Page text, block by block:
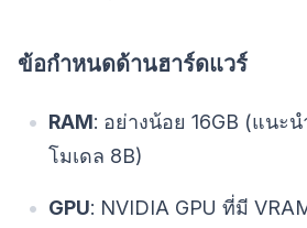
ข้อกำหนดด้านฮาร์ดแวร์
RAM: อย่างน้อย 16GB (แนะ
โมเดล 8B)
GPU: NVIDIA GPU ที่มี